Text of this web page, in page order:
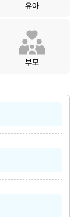
유아
부모